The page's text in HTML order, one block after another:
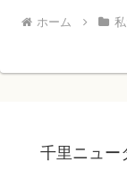
ホーム
千里ニュ